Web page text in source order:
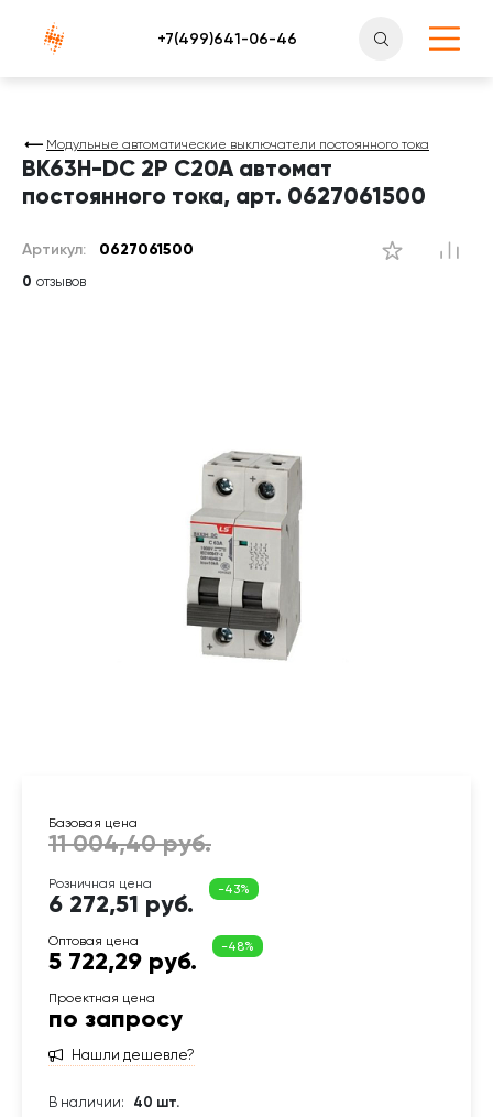
Атлантснаб
Модульные автоматические выключатели постоянного тока
BK63H-DC 2P C20A автомат
постоянного тока, арт. 0627061500
Артикул: 0627061500
6 272,51 руб.
5 722,29 руб.
по запросу
Нашли дешевле?
В наличии:
40 шт.